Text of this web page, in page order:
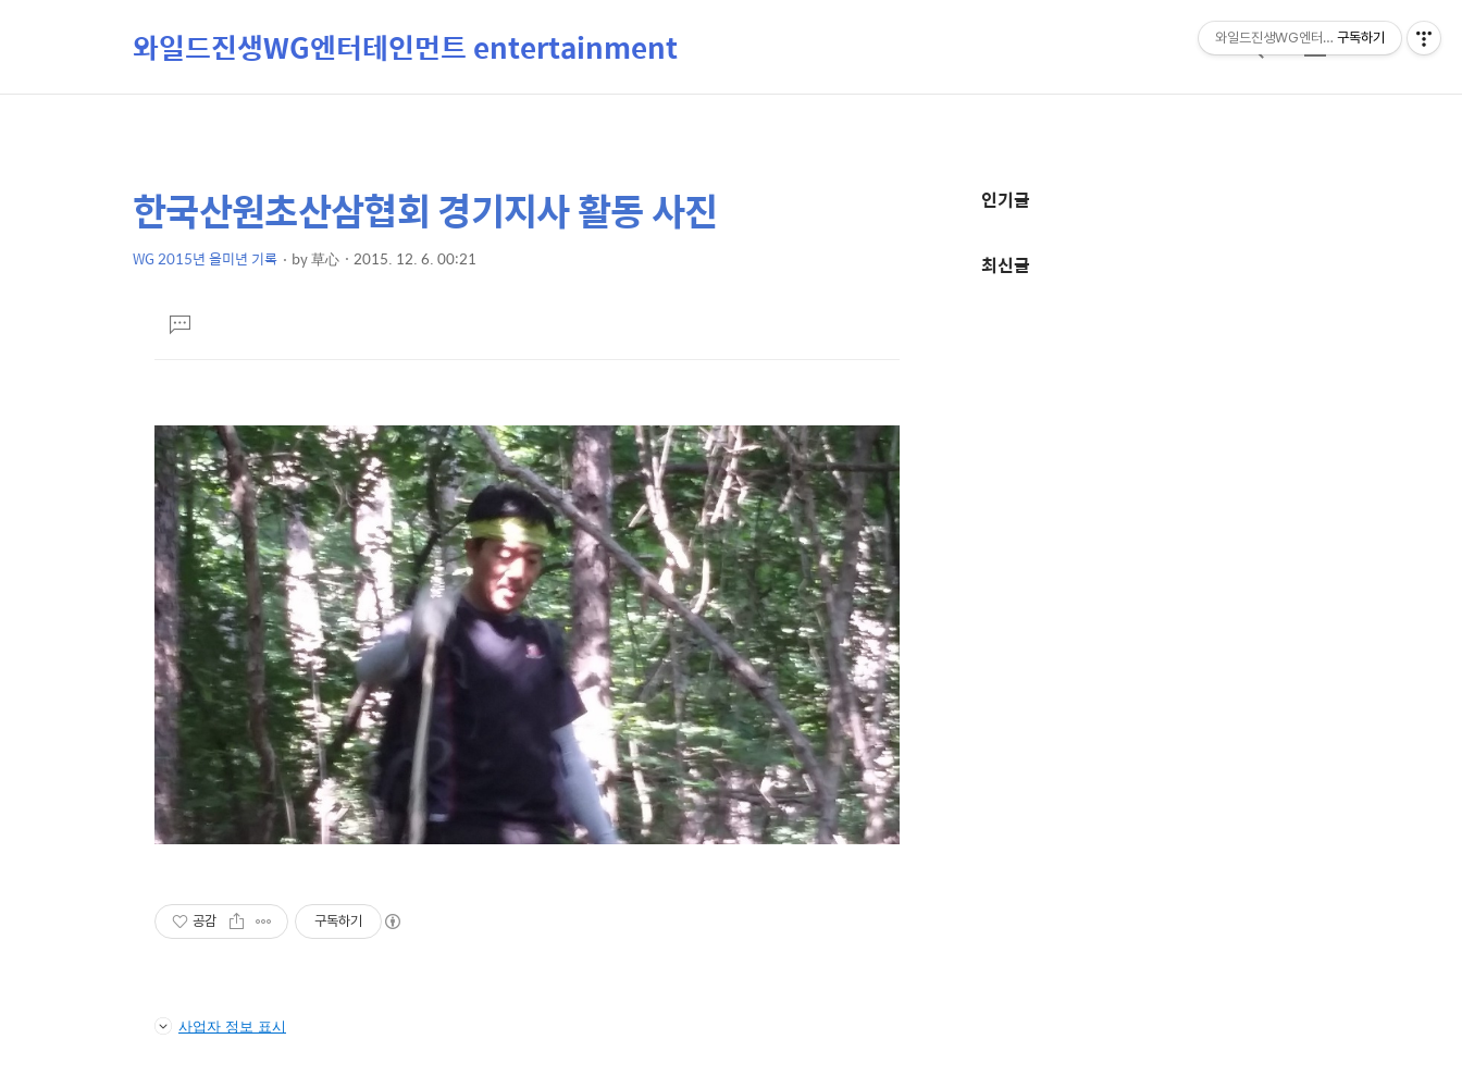
와일드진생WG엔터테인먼트 entertainment
검
메
상
세
컨
본
문
제
한국산원초산삼협회 경기지사 활동 사진
WG 2015년 을미년 기록 by草心 2015. 12. 6. 00:21
댓
글
공감 구독하기
사업자 정보 표시
추
정
인기글
최신글
와일드진생WG엔터테인먼트
구독하기